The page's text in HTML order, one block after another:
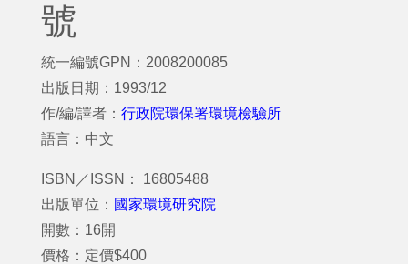
號
統一編號GPN：2008200085
出版日期：1993/12
作/編/譯者： 行政院環保署環境檢驗所
語言：中文
ISBN／ISSN： 16805488
出版單位： 國家環境研究院
開數：16開
價格：定價$400